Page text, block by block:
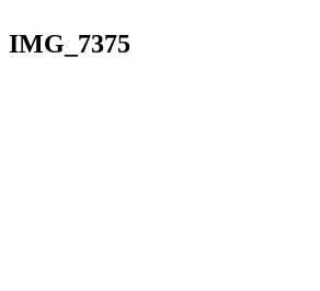
IMG_7375